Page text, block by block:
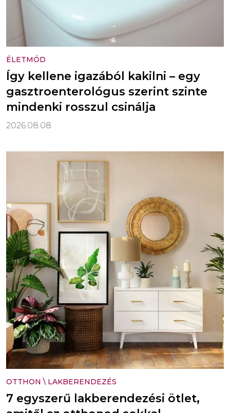
ÉLETMÓD
Így kellene igazából kakilni – egy
gasztroenterológus szerint szinte
mindenki rosszul csinálja
2026.08.08.
OTTHON \ LAKBERENDEZÉS
7 egyszerű lakberendezési ötlet,